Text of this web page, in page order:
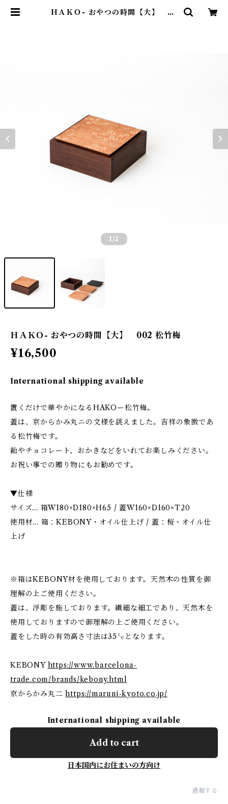
ＨＡＫＯ- おやつの時間【大】 00
1 /2
ＨＡＫＯ- おやつの時間【大】 002 松竹梅
¥16,500
International shipping available
置くだけで華やかになるHAKOー松竹梅。
蓋は、京からかみ丸ニの文様を誂えました。吉祥の象徴であ
る松竹梅です。
飴やチョコレート、おかきなどをいれてお楽しみください。
お祝い事での贈り物にもお勧めです。
▼仕様
サイズ... 箱W180×D180×H65 / 蓋W160×D160×T20
使用材... 箱：KEBONY・オイル仕上げ / 蓋：桜・オイル仕
上げ
※箱はKEBONY材を使用しております。天然木の性質を御
理解の上ご使用ください。
蓋は、浮彫を施しております。繊細な細工であり、天然木を
使用しておりますので御理解の上ご使用ください。
蓋をした時の有効高さ寸法は35㍉となります。
KEBONY https://www.barcelona-
trade.com/brands/kebony.html
京からかみ丸二https://maruni-kyoto.co.jp/
International shipping available
Add to cart
日本国内にお住まいの方向け
通報する